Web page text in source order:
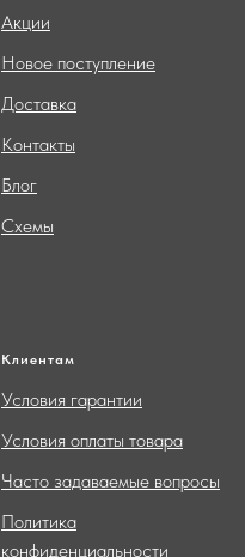
Акции
Новое поступление
Доставка
Контакты
Блог
Схемы
Клиентам
Условия гарантии
Условия оплаты товара
Часто задаваемые вопросы
Политика
конфиденциальности